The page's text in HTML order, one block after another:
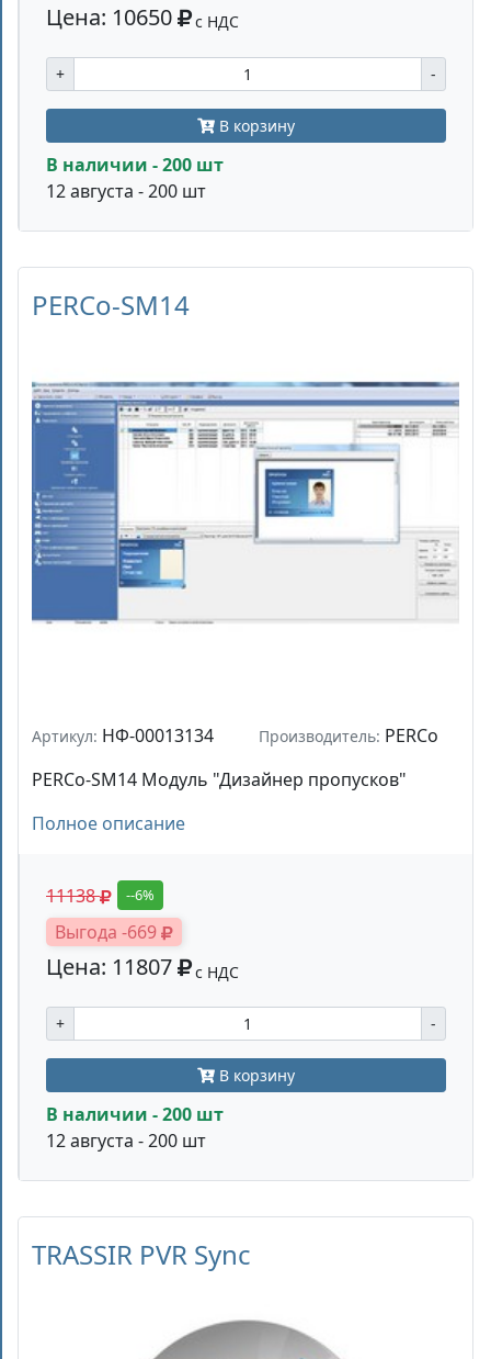
Цена: 10650 с НДС
+ -
В корзину
В наличии - 200 шт
12 августа - 200 шт
PERCo-SM14
Артикул: НФ-00013134 Производитель: PERCo
PERCo-SM14 Модуль "Дизайнер пропусков"
Полное описание
11138 --6%
Выгода -669
Цена: 11807 с НДС
+ -
В корзину
В наличии - 200 шт
12 августа - 200 шт
TRASSIR PVR Sync